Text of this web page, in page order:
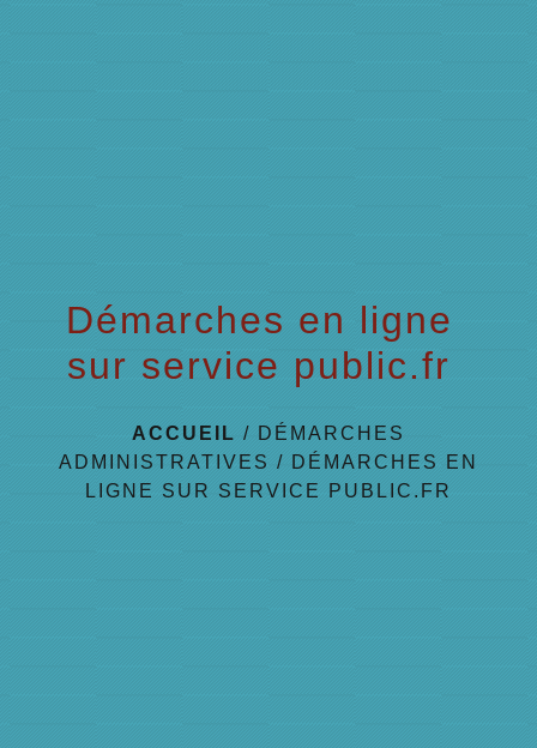
Démarches en ligne
sur service public.fr
ACCUEIL / DÉMARCHES
ADMINISTRATIVES / DÉMARCHES EN
LIGNE SUR SERVICE PUBLIC.FR